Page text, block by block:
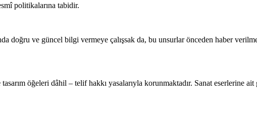
politikalarına tabidir.
doğru ve güncel bilgi vermeye çalışsak da, bu unsurlar önceden haber
öğeleri dâhil – telif hakkı yasalarıyla korunmaktadır. Sanat eserlerine